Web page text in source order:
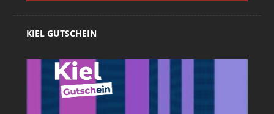
KIEL GUTSCHEIN